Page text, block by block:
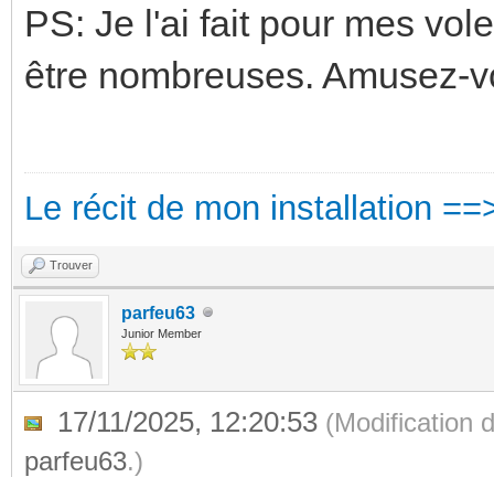
PS: Je l'ai fait pour mes
être nombreuses. Amusez-
Le récit de mon installation
Trouver
parfeu63
Junior Member
17/11/2025, 12:20:53 (Modification
parfeu63.)